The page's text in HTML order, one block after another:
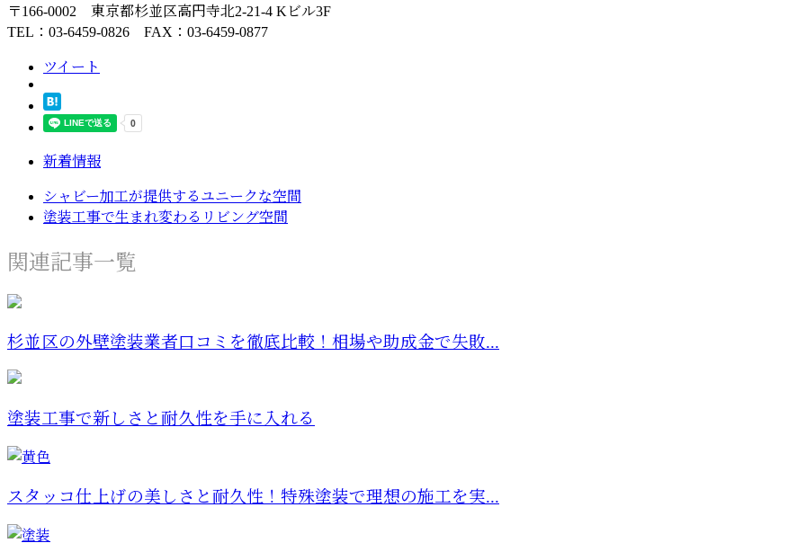
〒166-0002 東京都杉並区高円寺北2-21-4 Kビル3F
TEL：03-6459-0826 FAX：03-6459-0877
ツイート
新着情報
シャビー加工が提供するユニークな空間
塗装工事で生まれ変わるリビング空間
関連記事一覧
杉並区の外壁塗装業者口コミを徹底比較！相場や助成金で失敗...
塗装工事で新しさと耐久性を手に入れる
スタッコ仕上げの美しさと耐久性！特殊塗装で理想の施工を実...